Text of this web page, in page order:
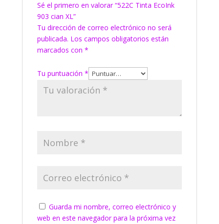
Sé el primero en valorar “522C Tinta EcoInk
903 cian XL”
Tu dirección de correo electrónico no será
publicada. Los campos obligatorios están
marcados con *
Tu puntuación *
Guarda mi nombre, correo electrónico y
web en este navegador para la próxima vez